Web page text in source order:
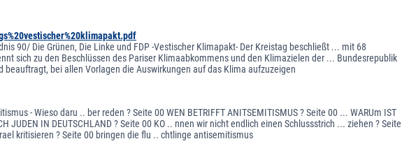
90/ Die Grünen, Die Linke und FDP -Vestischer Klimapakt- Der Kreistag beschließt ... mit 68
sich zu den Beschlüssen des Pariser Klimaabkommens und den Klimazielen der ... Bundesrepublik
bei allen Vorlagen die Auswirkungen auf das Klima aufzuzeigen
- Wieso daru .. ber reden ? Seite 00 WEN BETRIFFT ANITSEMITISMUS ? Seite 00 ... WARUm IST
JUDEN IN DEUTSCHLAND ? Seite 00 KO .. nnen wir nicht endlich einen Schlussstrich ... ziehen ? Seite
kritisieren ? Seite 00 bringen die flu .. chtlinge antisemitismus